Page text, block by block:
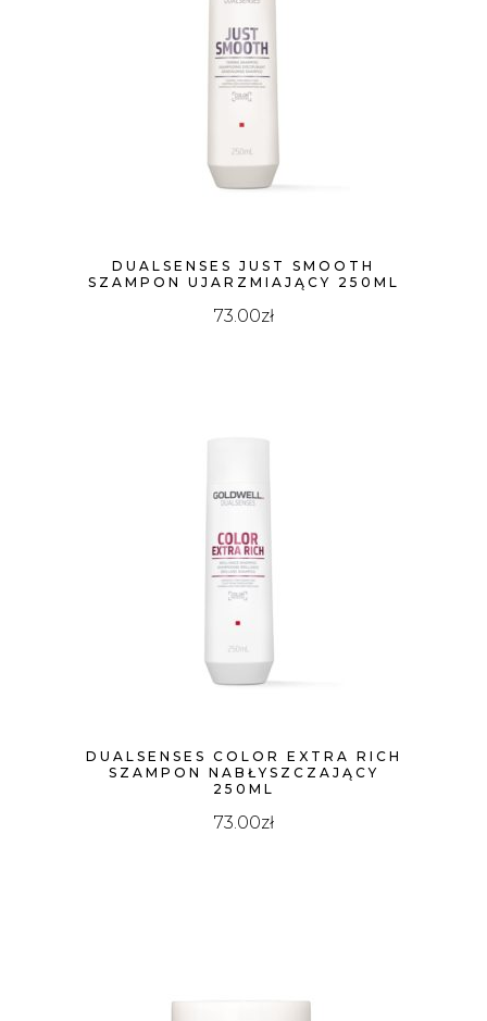
DUALSENSES JUST SMOOTH
SZAMPON UJARZMIAJĄCY 250ML
73.00zł
DUALSENSES COLOR EXTRA RICH
SZAMPON NABŁYSZCZAJĄCY
250ML
73.00zł